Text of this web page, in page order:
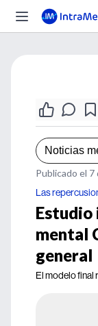
Noticias
Publicado el 7
Las
Estudio
mental
general
El modelo final